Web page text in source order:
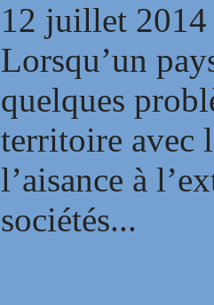
12 juillet 2014
Lorsqu’un
quelques
territoire avec
l’aisance à
sociétés...